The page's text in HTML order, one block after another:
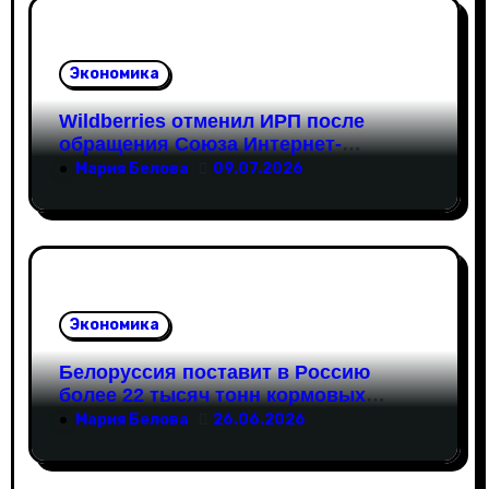
я
м
Экономика
Wildberries отменил ИРП после
обращения Союза Интернет-
Торговли
Мария Белова 09.07.2026
Экономика
Белоруссия поставит в Россию
более 22 тысяч тонн кормовых
аминокислот
Мария Белова 26.06.2026